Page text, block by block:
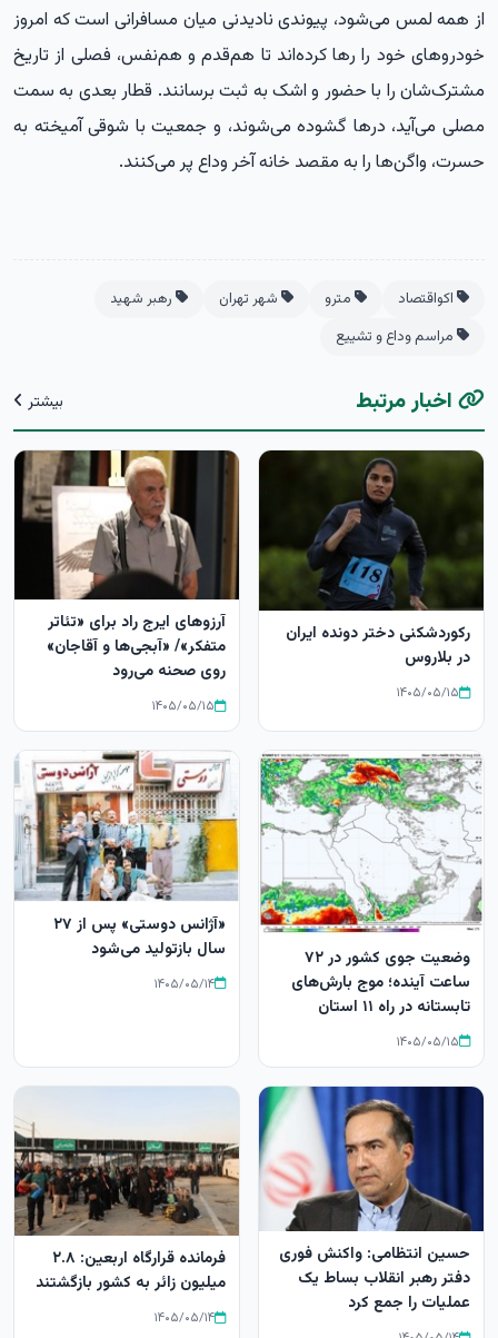
از همه لمس می‌شود، پیوندی نادیدنی میان مسافرانی است که امروز
خودروهای خود را رها کرده‌اند تا هم‌قدم و هم‌نفس، فصلی از تاریخ
مشترک‌شان را با حضور و اشک به ثبت برسانند. قطار بعدی به سمت
مصلی می‌آید، درها گشوده می‌شوند، و جمعیت با شوقی آمیخته به
حسرت، واگن‌ها را به مقصد خانه آخر وداع پر می‌کنند.
اکواقتصاد مترو شهر تهران
رهبر شهید
مراسم وداع و تشییع
اخبار مرتبط بیشتر
رکوردشکنی دختر دونده ایران
در بلاروس
۱۴۰۵/۰۵/۱۵
آرزوهای ایرج راد برای «تئاتر
متفکر»/ «آبجی‌ها و آقاجان»
روی صحنه می‌رود
۱۴۰۵/۰۵/۱۵
وضعیت جوی کشور در ۷۲
ساعت آینده؛ موج بارش‌های
تابستانه در راه ۱۱ استان
۱۴۰۵/۰۵/۱۵
«آژانس دوستی» پس از ۲۷
سال بازتولید می‌شود
۱۴۰۵/۰۵/۱۴
حسین انتظامی: واکنش فوری
دفتر رهبر انقلاب بساط یک
عملیات را جمع کرد
فرمانده قرارگاه اربعین: ۲.۸
میلیون زائر به کشور بازگشتند
۱۴۰۵/۰۵/۱۴